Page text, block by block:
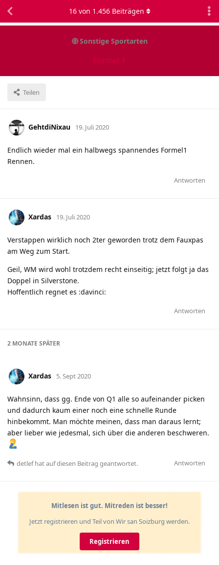
Sonstige Sportarten
Formel 1
Teilen
16von 1.456Beiträgen
GehtdiNixau 19. Juli 2020
Endlich wieder mal ein halbwegs spannendes Formel1
Rennen.
Antworten
Xardas 19. Juli 2020
Verstappen wirklich noch 2ter geworden trotz dem Fauxpas
am Weg zum Start.
Geil, WM wird wohl trotzdem recht einseitig; jetzt folgt ja das
Doppel in Silverstone.
Hoffentlich regnet es :davinci:
Antworten
2 MONATE SPÄTER
Xardas 5. Sept 2020
Wahnsinn, dass gg. Ende von Q1 alle so aufeinander picken
und dadurch kaum einer noch eine schnelle Runde
hinbekommt. Man möchte meinen, dass man daraus lernt;
aber lieber wie jedesmal, sich über die anderen beschweren.
Antworten
detlef hatauf diesen Beitrag geantwortet.
Mitlesen ist gut. Mitreden ist besser!
Jetzt registrieren und Teil von Wir san Soizburg werden.
Registrieren